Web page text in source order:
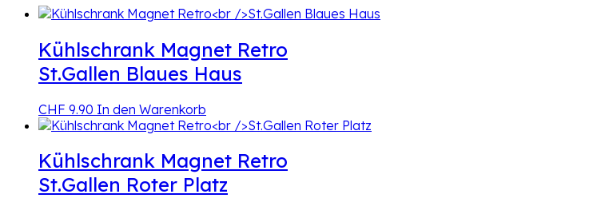
Kühlschrank Magnet Retro
St.Gallen Blaues Haus
CHF 9.90 In den Warenkorb
Kühlschrank Magnet Retro
St.Gallen Roter Platz